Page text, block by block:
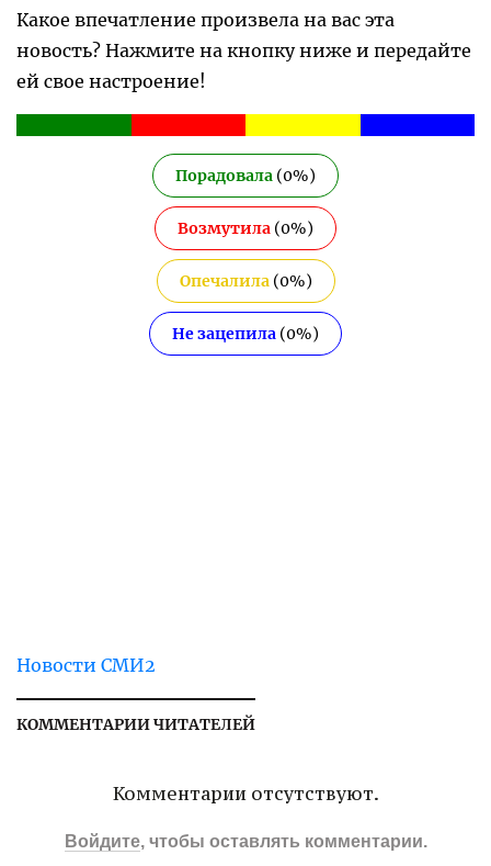
Какое впечатление произвела на вас эта
новость? Нажмите на кнопку ниже и передайте
ей свое настроение!
Порадовала (0%)
Возмутила (0%)
Опечалила(0%)
Не зацепила (0%)
Новости СМИ2
КОММЕНТАРИИ ЧИТАТЕЛЕЙ
Комментарии отсутствуют.
Войдите, чтобы оставлять комментарии.